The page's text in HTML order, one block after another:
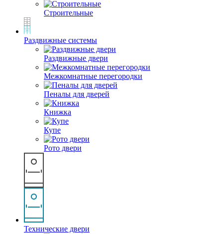
Строительные
Раздвижные системы
Раздвижные двери
Межкомнатные перегородки
Пеналы для дверей
Книжка
Купе
Рото двери
Технические двери